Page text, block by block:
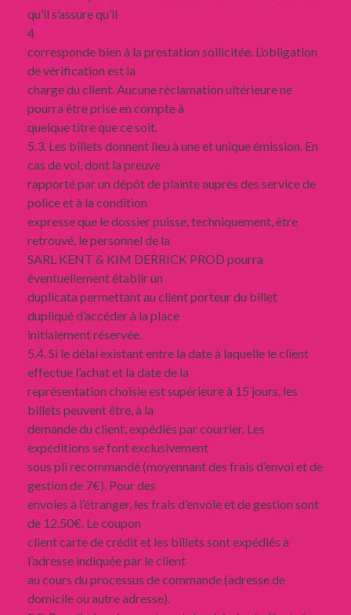
qu’il s’assure qu’il
4
corresponde bien à la prestation sollicitée. L’obligation
de vérification est la
charge du client. Aucune réclamation ultérieure ne
pourra être prise en compte à
quelque titre que ce soit.
5.3. Les billets donnent lieu à une et unique émission. En
cas de vol, dont la preuve
rapporté par un dépôt de plainte auprès des service de
police et à la condition
expresse que le dossier puisse, techniquement, être
retrouvé, le personnel de la
SARL KENT & KIM DERRICK PROD pourra
éventuellement établir un
duplicata permettant au client porteur du billet
dupliqué d’accéder à la place
initialement réservée.
5.4. Si le délai existant entre la date à laquelle le client
effectue l’achat et la date de la
représentation choisie est supérieure à 15 jours, les
billets peuvent être, à la
demande du client, expédiés par courrier. Les
expéditions se font exclusivement
sous pli recommandé (moyennant des frais d’envoi et de
gestion de 7€). Pour des
envoies à l’étranger, les frais d’envoie et de gestion sont
de 12.50€. Le coupon
client carte de crédit et les billets sont expédiés à
l’adresse indiquée par le client
au cours du processus de commande (adresse de
domicile ou autre adresse).